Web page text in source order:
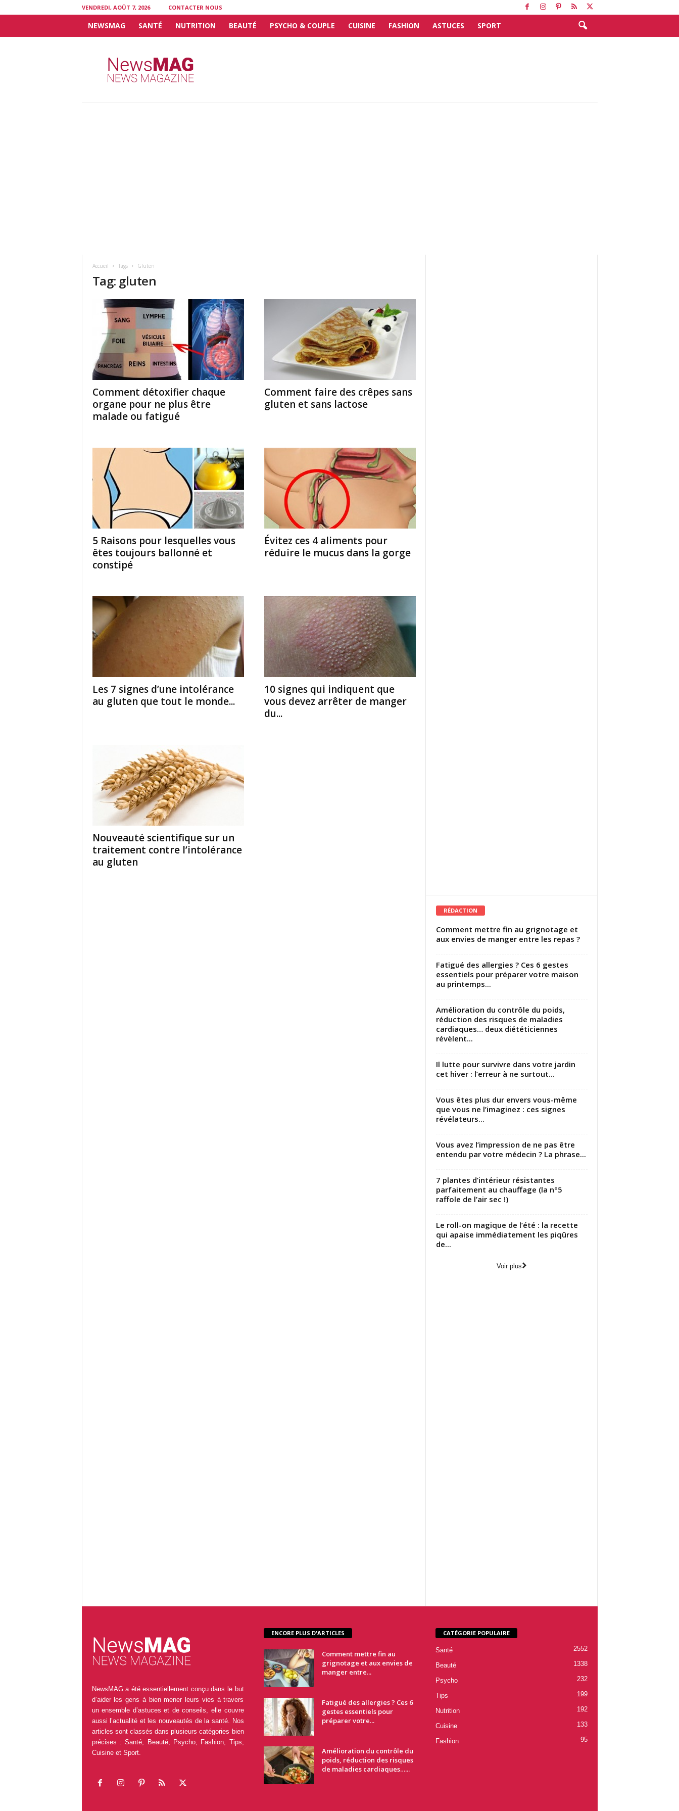
VENDREDI, AOÛT 7, 2026 CONTACTER NOUS
NEWSMAG SANTÉ NUTRITION BEAUTÉ PSYCHO & COUPLE CUISINE FASHION ASTUCES SPORT
Accueil Tags Gluten
Tag: gluten
Comment détoxifier chaque
organe pour ne plus être
malade ou fatigué
Comment faire des crêpes sans
gluten et sans lactose
5 Raisons pour lesquelles vous
êtes toujours ballonné et
constipé
Évitez ces 4 aliments pour
réduire le mucus dans la gorge
Les 7 signes d’une intolérance
au gluten que tout le monde...
10 signes qui indiquent que
vous devez arrêter de manger
du...
Nouveauté scientifique sur un
traitement contre l’intolérance
au gluten
RÉDACTION
Comment mettre fin au grignotage et
aux envies de manger entre les repas ?
Fatigué des allergies ? Ces 6 gestes
essentiels pour préparer votre maison
au printemps...
Amélioration du contrôle du poids,
réduction des risques de maladies
cardiaques… deux diététiciennes
révèlent...
Il lutte pour survivre dans votre jardin
cet hiver : l’erreur à ne surtout...
Vous êtes plus dur envers vous-même
que vous ne l’imaginez : ces signes
révélateurs...
Vous avez l’impression de ne pas être
entendu par votre médecin ? La phrase...
7 plantes d’intérieur résistantes
parfaitement au chauffage (la n°5
raffole de l’air sec !)
Le roll-on magique de l’été : la recette
qui apaise immédiatement les piqûres
de...
Voir plus
NewsMAG a été essentiellement conçu dans le but
d’aider les gens à bien mener leurs vies à travers
un ensemble d’astuces et de conseils, elle couvre
aussi l’actualité et les nouveautés de la santé. Nos
articles sont classés dans plusieurs catégories bien
précises : Santé, Beauté, Psycho, Fashion, Tips,
Cuisine et Sport.
ENCORE PLUS D'ARTICLES
Comment mettre fin au
grignotage et aux envies de
manger entre...
Fatigué des allergies ? Ces 6
gestes essentiels pour
préparer votre...
Amélioration du contrôle du
poids, réduction des risques
de maladies cardiaques…...
CATÉGORIE POPULAIRE
Santé 2552
Beauté 1338
Psycho 232
Tips 199
Nutrition 192
Cuisine 133
Fashion 95